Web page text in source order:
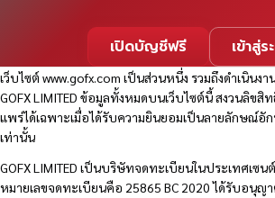
เปิดบัญชีฟรี เข้าสู่ร
เว็บไซต์www.gofx.com เป็นส่วนหนึ่ง รวมถึงดำเนินง
GOFX LIMITED ข้อมูลทั้งหมดบนเว็บไซต์นี้ สงวนลิขสิ
แพร่ได้เฉพาะเมื่อได้รับความยินยอมเป็นลายลักษณ์อัก
เท่านั้น
GOFX LIMITED เป็นบริษัทจดทะเบียนในประเทศเซน
หมายเลขจดทะเบียนคือ 25865 BC 2020 ได้รับอนุญ